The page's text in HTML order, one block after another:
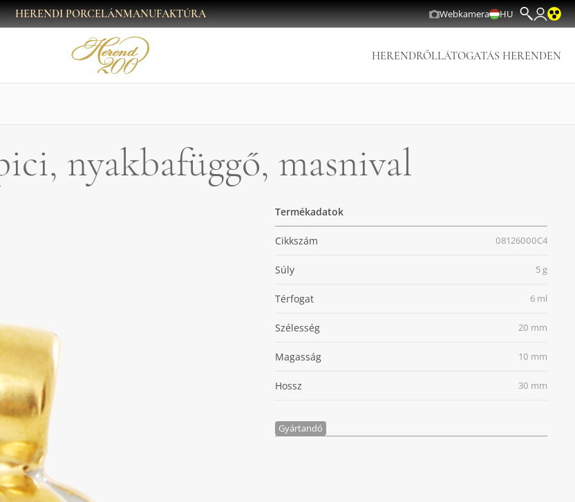
HERENDI PORCELÁNMANUFAKTÚRA Webkamera HU
HERENDRŐLLÁTOGATÁS HERENDEN
nyakbafüggő, masnival
Termékadatok
Cikkszám 08126000C4
Súly 5 g
Térfogat 6 ml
Szélesség 20 mm
Magasság 10 mm
Hossz 30 mm
Gyártandó